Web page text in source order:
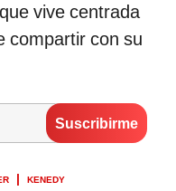
vive centrada
compartir con su
KENEDY